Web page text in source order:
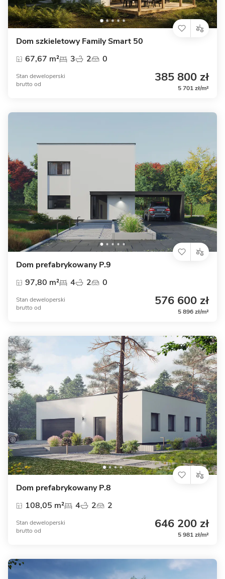
Dom szkieletowy Family Smart 50
67,67 m²
3 2 0
Stan deweloperski
brutto od 385 800 zł
5 701 zł/m²
Dom prefabrykowany P.9
97,80 m²
4 2 0
Stan deweloperski
brutto od 576 600 zł
5 896 zł/m²
Dom prefabrykowany P.8
108,05 m²
4 2 2
Stan deweloperski
brutto od 646 200 zł
5 981 zł/m²